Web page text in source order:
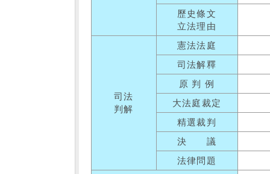
歷史條文
立法理由
司法
判解
憲法法庭
司法解釋
原 判 例
大法庭裁定
精選裁判
決 議
法律問題